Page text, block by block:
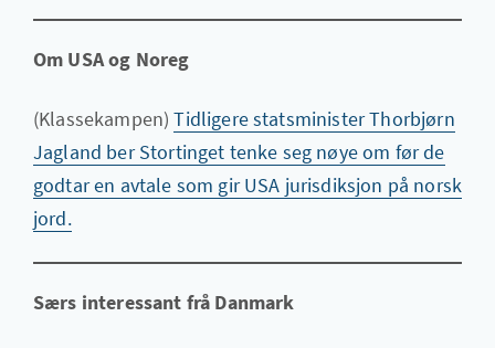
Om USA og Noreg
(Klassekampen)Tidligere statsminister Thorbjørn
Jagland ber Stortinget tenke seg nøye om før de
godtar en avtale som gir USA jurisdiksjon på norsk
jord.
Særs interessant frå Danmark